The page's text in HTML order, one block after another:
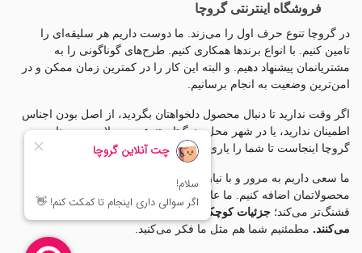
فروشگاه اینترنتی گروچا
در گروچا تنوع حرف اول را می‌زند. ما دوست داریم هر سلیقه‌ای را
تامین کنیم. با انواع برندها همکاری کنیم. طرح‌های گوناگونی را به
مشتریانمان پیشنهاد دهیم. و البته این کار را در کمترین زمان ممکن و در
امن‌ترین وضعیت به انجام برسانیم.
اگر وقت ندارید تا دنبال محصول دلخواهتان بگردید، از اصل بودن اجناس
اطمینان ندارید، یا در شهر محل زندگیتان تنوع محصولات بی معناست،
گروچا اینجاست تا شما را یاری کند.
ما سعی داریم به مرور و با نیاز سنجی مخاطبانمان به گروه
محصولاتمان اضافه کنیم. ما عاشق جزئياتیم، چون جزئيات زندگی را
قشنگ‌تر می‌کند؛ جزئیات کوچکی که تغییرات بزرگی ایجاد
می‌کنند. مطمئنیم شما هم مثل ما فکر می‌کنید.